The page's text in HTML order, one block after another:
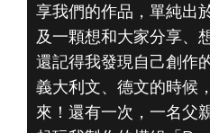
享我們的作品，單純出
及一顆想和大家分享、
還記得我發現自己創作
義大利文、德文的時候
來！還有一次，一名父